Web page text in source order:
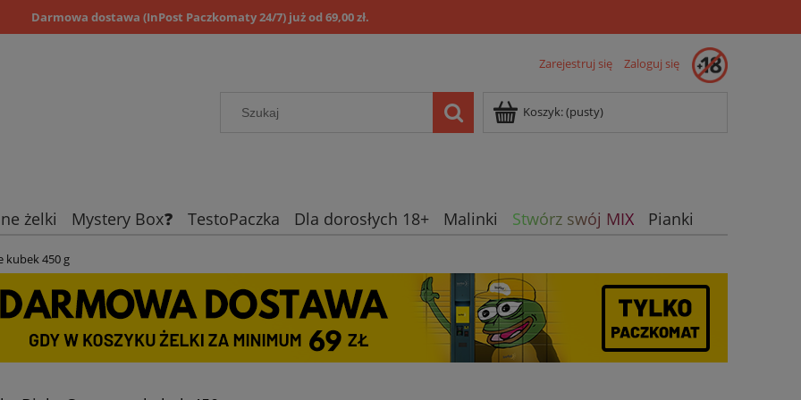
Darmowa dostawa (InPost Paczkomaty 24/7) już od 69,00 zł.
Zarejestruj się Zaloguj się
Koszyk:(pusty)
żelki Mystery Box❓ TestoPaczka Dla dorosłych 18+ Malinki Stwórz swój MIX
Pianki
kubek 450 g